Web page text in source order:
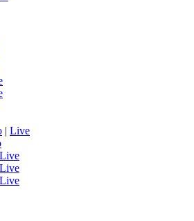
| Live
Live
Live
Live